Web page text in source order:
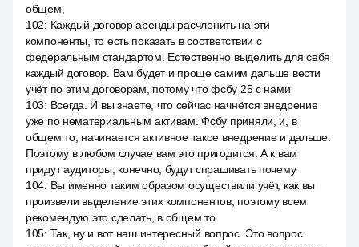
общем,
102: Каждый договор аренды расчленить на эти
компоненты, то есть показать в соответствии с
федеральным стандартом. Естественно выделить для себя
каждый договор. Вам будет и проще самим дальше вести
учёт по этим договорам, потому что фсбу 25 с нами
103: Всегда. И вы знаете, что сейчас начнётся внедрение
уже по нематериальным активам. Фсбу приняли, и, в
общем то, начинается активное такое внедрение и дальше.
Поэтому в любом случае вам это пригодится. А к вам
придут аудиторы, конечно, будут спрашивать почему
104: Вы именно таким образом осуществили учёт, как вы
произвели выделение этих компонентов, поэтому всем
рекомендую это сделать, в общем то.
105: Так, ну и вот наш интересный вопрос. Это вопрос